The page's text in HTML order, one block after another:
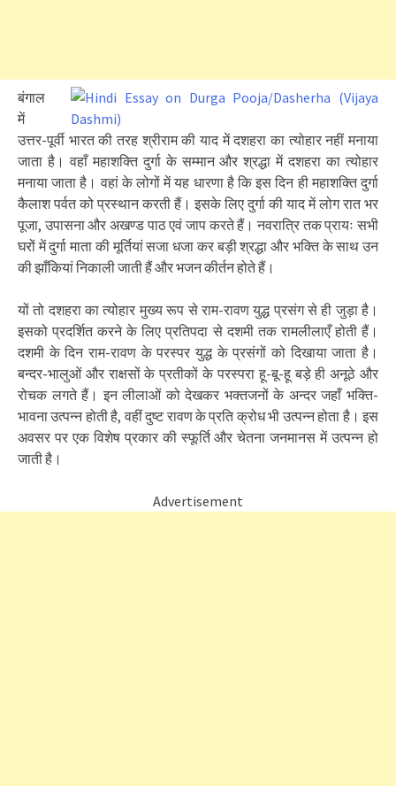
बंगाल
में
उत्तर-पूर्वी भारत की तरह श्रीराम की याद में दशहरा का त्योहार नहीं मनाया
जाता है। वहाँ महाशक्ति दुर्गा के सम्मान और श्रद्धा में दशहरा का त्योहार
मनाया जाता है। वहां के लोगों में यह धारणा है कि इस दिन ही महाशक्ति दुर्गा
कैलाश पर्वत को प्रस्थान करती हैं। इसके लिए दुर्गा की याद में लोग रात भर
पूजा, उपासना और अखण्ड पाठ एवं जाप करते हैं। नवरात्रि तक प्रायः सभी
घरों में दुर्गा माता की मूर्तियां सजा धजा कर बड़ी श्रद्धा और भक्ति के साथ उन
की झाँकियां निकाली जाती हैं और भजन कीर्तन होते हैं।
यों तो दशहरा का त्योहार मुख्य रूप से राम-रावण युद्ध प्रसंग से ही जुड़ा है।
इसको प्रदर्शित करने के लिए प्रतिपदा से दशमी तक रामलीलाएँ होती हैं।
दशमी के दिन राम-रावण के परस्पर युद्ध के प्रसंगों को दिखाया जाता है।
बन्दर-भालुओं और राक्षसों के प्रतीकों के परस्परा हू-बू-हू बड़े ही अनूठे और
रोचक लगते हैं। इन लीलाओं को देखकर भक्तजनों के अन्दर जहाँ भक्ति-
भावना उत्पन्न होती है, वहीं दुष्ट रावण के प्रति क्रोध भी उत्पन्न होता है। इस
अवसर पर एक विशेष प्रकार की स्फूर्ति और चेतना जनमानस में उत्पन्न हो
जाती है।
Advertisement